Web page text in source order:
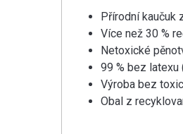
Přírodní kaučuk
Více než 30 %
Netoxické
99 % bez
Výroba bez
Obal z